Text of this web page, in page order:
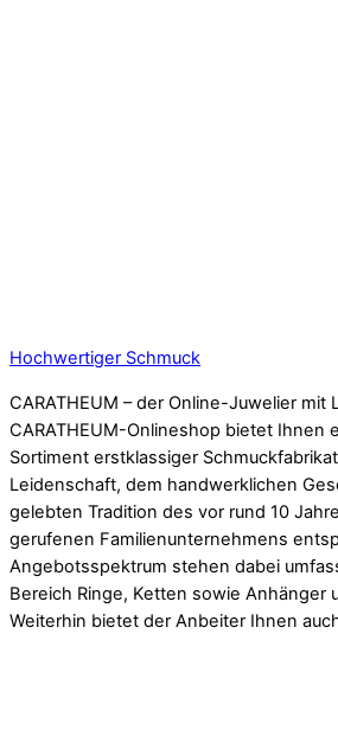
Hochwertiger Schmuck
CARATHEUM – der Online-Juwelier mit
CARATHEUM-Onlineshop bietet Ihnen
Sortiment erstklassiger
Leidenschaft, dem handwerklichen
gelebten Tradition des vor rund 10
gerufenen Familienunternehmens
Angebotsspektrum stehen dabei
Bereich Ringe, Ketten sowie Anhänger
Weiterhin bietet der Anbeiter Ihnen